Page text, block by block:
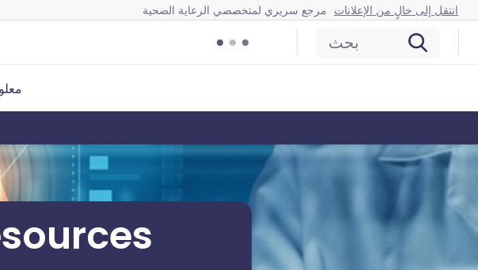
مرجع سريري لمتخصصي الرعاية الصحية انتقل إلى خالٍ من الإعلانات
بحث